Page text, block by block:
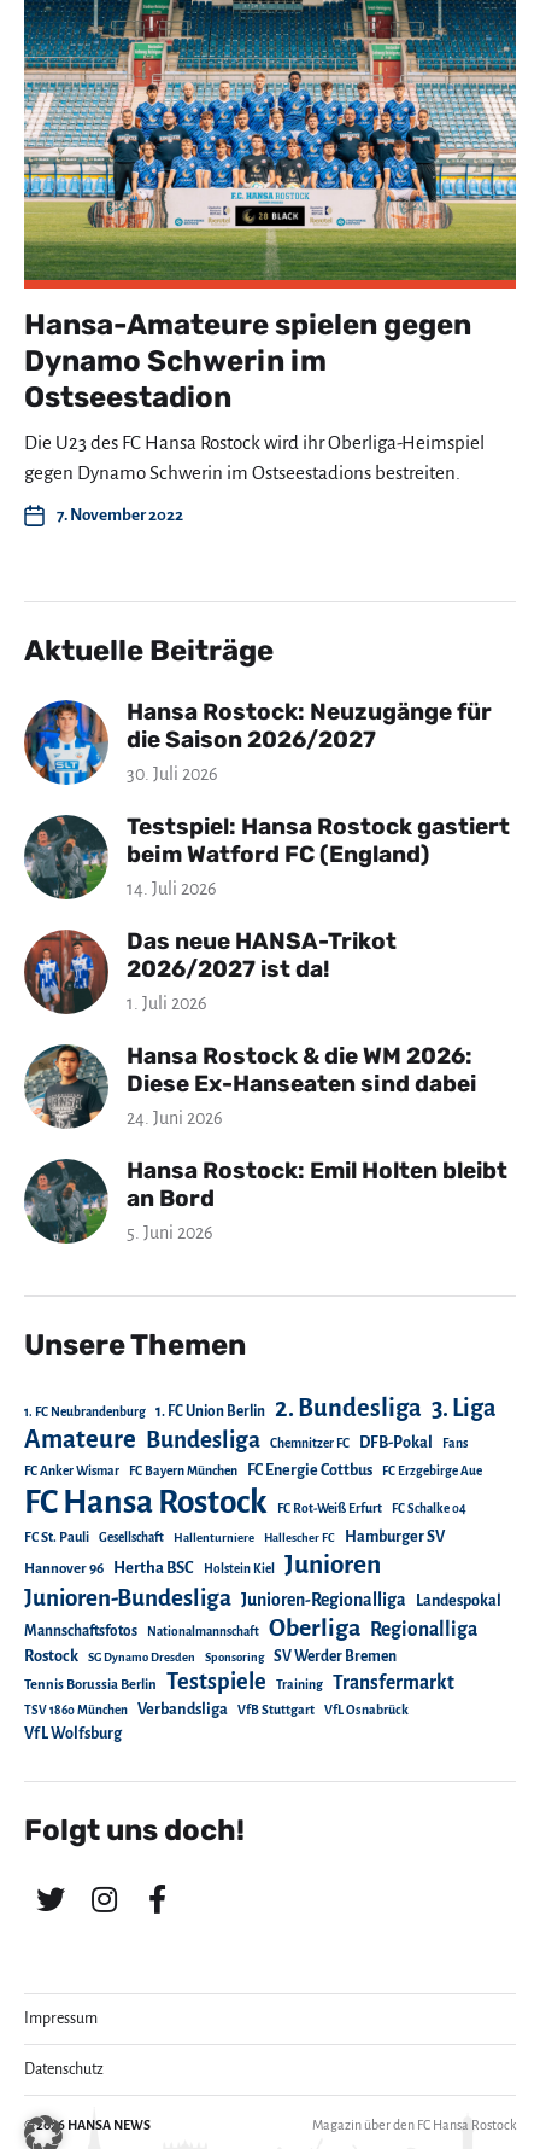
Hansa-Amateure spielen gegen
Dynamo Schwerin im
Ostseestadion
Die U23 des FC Hansa Rostock wird ihr Oberliga-Heimspiel
gegen Dynamo Schwerin im Ostseestadions bestreiten.
7. November 2022
Aktuelle Beiträge
Hansa Rostock: Neuzugänge für
die Saison 2026/2027
30. Juli 2026
Testspiel: Hansa Rostock gastiert
beim Watford FC (England)
14. Juli 2026
Das neue HANSA-Trikot
2026/2027 ist da!
1. Juli 2026
Hansa Rostock & die WM 2026:
Diese Ex-Hanseaten sind dabei
24. Juni 2026
Hansa Rostock: Emil Holten bleibt
an Bord
5. Juni 2026
Unsere Themen
1. FC Neubrandenburg 1. FC Union Berlin 2. Bundesliga 3. Liga
Amateure Bundesliga Chemnitzer FC DFB-Pokal Fans
FC Anker Wismar FC Bayern München FC Energie Cottbus FC Erzgebirge Aue
FC Hansa Rostock FC Rot-Weiß Erfurt FC Schalke 04
FC St. Pauli Gesellschaft Hallenturniere Hallescher FC Hamburger SV
Hannover 96 Hertha BSC Holstein Kiel Junioren
Junioren-Bundesliga Junioren-Regionalliga
Landespokal
Mannschaftsfotos
Nationalmannschaft Oberliga Regionalliga
Rostock SG Dynamo Dresden Sponsoring SV Werder Bremen
Tennis Borussia Berlin Testspiele Training Transfermarkt
TSV 1860 München Verbandsliga VfB Stuttgart VfL Osnabrück
VfL Wolfsburg
Folgt uns doch!
Impressum
Datenschutz
© 2026 HANSA NEWS Magazin über den FC Hansa Rostock